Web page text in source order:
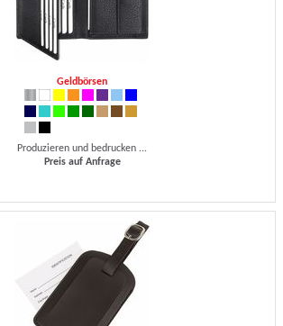
Geldbörsen
Produzieren und bedrucken ...
Preis auf Anfrage